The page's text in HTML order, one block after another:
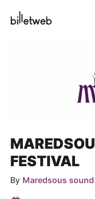
FESTIVAL
By Maredsous